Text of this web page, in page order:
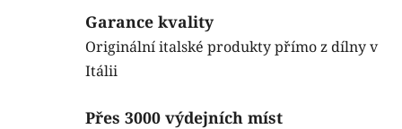
Garance kvality
Originální italské produkty přímo z dílny v
Itálii
Přes 3000 výdejních míst